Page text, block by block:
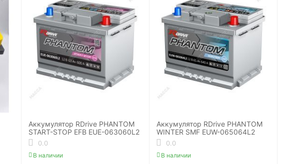
Аккумулятор RDrive PHANTOM
START-STOP EFB EUE-063060L2
0.0
В наличии
Аккумулятор RDrive PHANTOM
WINTER SMF EUW-065064L2
0.0
В наличии